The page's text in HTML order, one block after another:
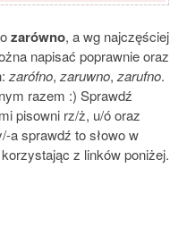
zarówno, a wg najczęściej
napisać poprawnie oraz
zarófno, zaruwno, zarufno.
razem :) Sprawdź
pisowni rz/ż, u/ó oraz
a sprawdź to słowo w
z linków poniżej.